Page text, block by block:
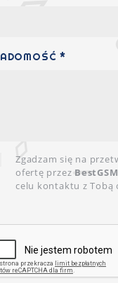
*
Zgadzam się na
ofertę przez
celu kontaktu z Tobą